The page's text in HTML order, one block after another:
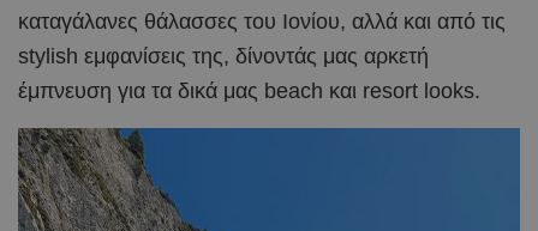
καταγάλανες θάλασσες του Ιονίου, αλλά και από τις
stylish εμφανίσεις της, δίνοντάς μας αρκετή
έμπνευση για τα δικά μας beach και resort looks.